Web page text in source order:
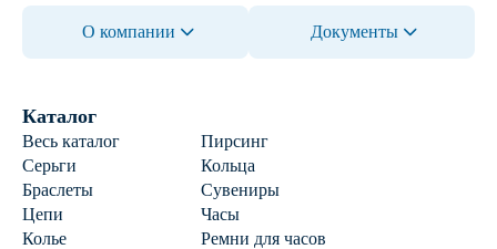
О компании Документы
Каталог
Весь каталог
Пирсинг
Серьги
Кольца
Браслеты
Сувениры
Цепи
Часы
Колье
Ремни для часов